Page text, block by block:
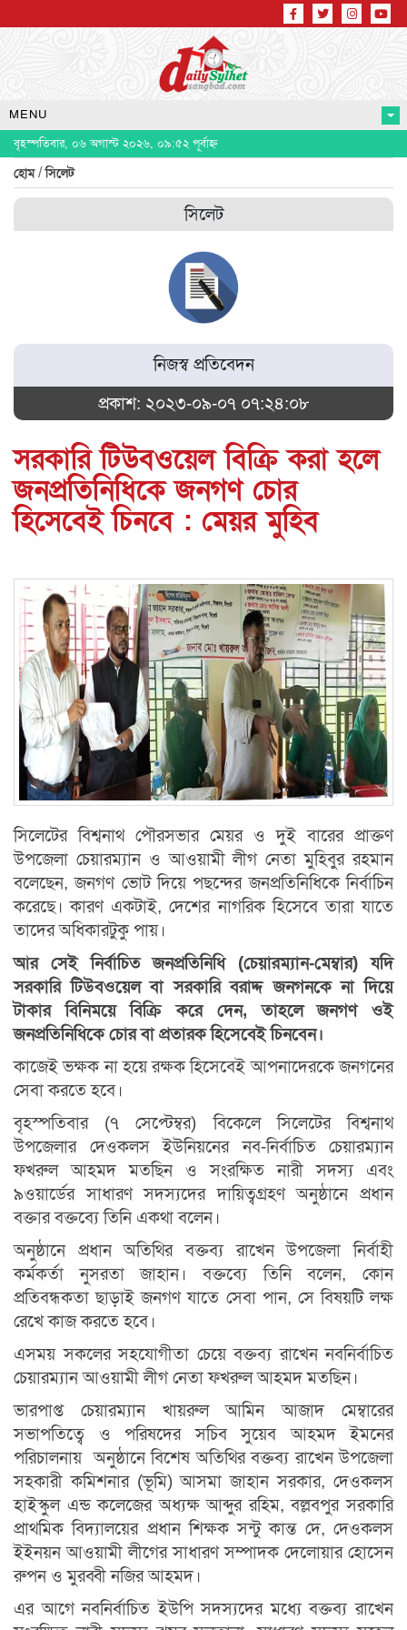
MENU
বৃহস্পতিবার, ০৬ অগাস্ট ২০২৬, ০৯:৫২ পূর্বাহ্ন
হোম/সিলেট
সিলেট
নিজস্ব প্রতিবেদন
প্রকাশ: ২০২৩-০৯-০৭ ০৭:২৪:০৮
সরকারি টিউবওয়েল বিক্রি করা হলে
জনপ্রতিনিধিকে জনগণ চোর
হিসেবেই চিনবে : মেয়র মুহিব
সিলেটের বিশ্বনাথ পৌরসভার মেয়র ও দুই বারের প্রাক্তণ
উপজেলা চেয়ারম্যান ও আওয়ামী লীগ নেতা মুহিবুর রহমান
বলেছেন, জনগণ ভোট দিয়ে পছন্দের জনপ্রতিনিধিকে নির্বাচিন
করেছে। কারণ একটাই, দেশের নাগরিক হিসেবে তারা যাতে
তাদের অধিকারটুকু পায়।
আর সেই নির্বাচিত জনপ্রতিনিধি (চেয়ারম্যান-মেম্বার) যদি
সরকারি টিউবওয়েল বা সরকারি বরাদ্দ জনগনকে না দিয়ে
টাকার বিনিময়ে বিক্রি করে দেন, তাহলে জনগণ ওই
জনপ্রতিনিধিকে চোর বা প্রতারক হিসেবেই চিনবেন।
কাজেই ভক্ষক না হয়ে রক্ষক হিসেবেই আপনাদেরকে জনগনের
সেবা করতে হবে।
বৃহস্পতিবার (৭ সেপ্টেম্বর) বিকেলে সিলেটের বিশ্বনাথ
উপজেলার দেওকলস ইউনিয়নের নব-নির্বাচিত চেয়ারম্যান
ফখরুল আহমদ মতছিন ও সংরক্ষিত নারী সদস্য এবং
৯ওয়ার্ডের সাধারণ সদস্যদের দায়িত্বগ্রহণ অনুষ্ঠানে প্রধান
বক্তার বক্তব্যে তিনি একথা বলেন।
অনুষ্ঠানে প্রধান অতিথির বক্তব্য রাখেন উপজেলা নির্বাহী
কর্মকর্তা নুসরতা জাহান। বক্তব্যে তিনি বলেন, কোন
প্রতিবন্ধকতা ছাড়াই জনগণ যাতে সেবা পান, সে বিষয়টি লক্ষ
রেখে কাজ করতে হবে।
এসময় সকলের সহযোগীতা চেয়ে বক্তব্য রাখেন নবনির্বাচিত
চেয়ারম্যান আওয়ামী লীগ নেতা ফখরুল আহমদ মতছিন।
ভারপাপ্ত চেয়ারম্যান খায়রুল আমিন আজাদ মেম্বারের
সভাপতিত্বে ও পরিষদের সচিব সুয়েব আহমদ ইমনের
পরিচালনায় অনুষ্ঠানে বিশেষ অতিথির বক্তব্য রাখেন উপজেলা
সহকারী কমিশনার (ভূমি) আসমা জাহান সরকার, দেওকলস
হাইস্কুল এন্ড কলেজের অধ্যক্ষ আব্দুর রহিম, বল্লবপুর সরকারি
প্রাথমিক বিদ্যালয়ের প্রধান শিক্ষক সন্টু কান্ত দে, দেওকলস
ইইনয়ন আওয়ামী লীগের সাধারণ সম্পাদক দেলোয়ার হোসেন
রুপন ও মুরব্বী নজির আহমদ।
এর আগে নবনির্বাচিত ইউপি সদস্যদের মধ্যে বক্তব্য রাখেন